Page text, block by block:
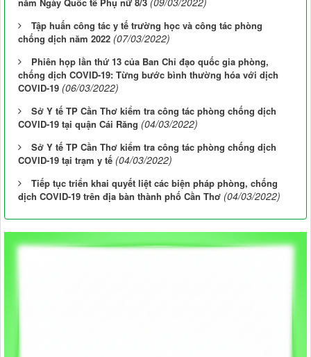
Tập huấn công tác y tế trường học và công tác phòng
chống dịch năm 2022 (07/03/2022)
Phiên họp lần thứ 13 của Ban Chỉ đạo quốc gia phòng,
chống dịch COVID-19: Từng bước bình thường hóa với dịch
COVID-19 (06/03/2022)
Sở Y tế TP Cần Thơ kiểm tra công tác phòng chống dịch
COVID-19 tại quận Cái Răng (04/03/2022)
Sở Y tế TP Cần Thơ kiểm tra công tác phòng chống dịch
COVID-19 tại trạm y tế (04/03/2022)
Tiếp tục triển khai quyết liệt các biện pháp phòng, chống
dịch COVID-19 trên địa bàn thành phố Cần Thơ (04/03/2022)